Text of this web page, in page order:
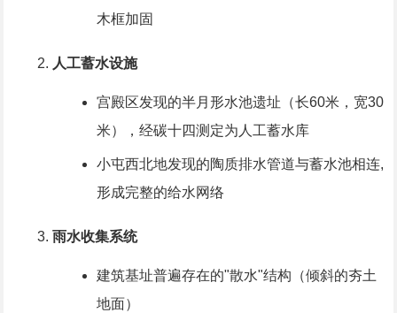
木框加固
人工蓄水设施
宫殿区发现的半月形水池遗址（长60米，宽30
米），经碳十四测定为人工蓄水库
小屯西北地发现的陶质排水管道与蓄水池相连,
形成完整的给水网络
雨水收集系统
建筑基址普遍存在的"散水"结构（倾斜的夯土
地面）